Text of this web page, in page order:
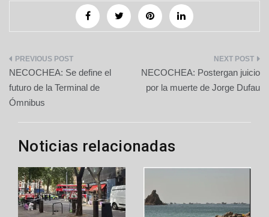
Navegación
de
entradas
NECOCHEA: Se define el
futuro de la Terminal de
Ómnibus
NECOCHEA: Postergan juicio
por la muerte de Jorge Dufau
Noticias relacionadas